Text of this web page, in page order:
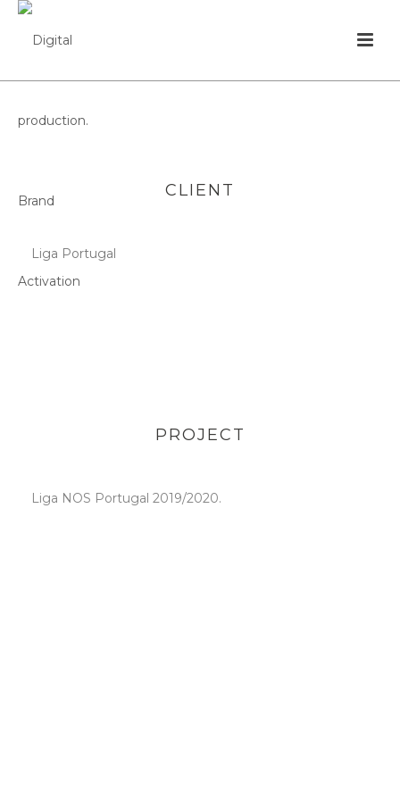
CLIENT
Liga Portugal
PROJECT
Liga NOS Portugal 2019/2020.